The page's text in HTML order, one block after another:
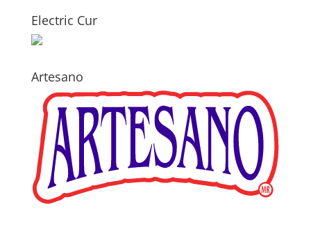
Electric Cur
Artesano